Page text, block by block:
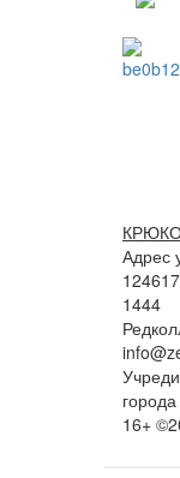
Адрес
1444
16+